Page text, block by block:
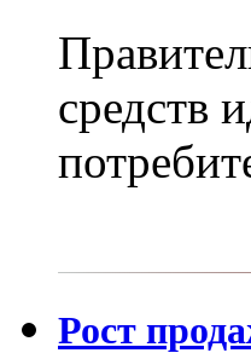
средств
Рост